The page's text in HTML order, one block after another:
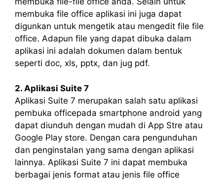
membuka file office aplikasi ini juga dapat
digunkan untuk mengetik atau mengedit file file
office. Adapun file yang dapat dibuka dalam
aplikasi ini adalah dokumen dalam bentuk
seperti doc, xls, pptx, dan jug pdf.
2. Aplikasi Suite 7
Aplikasi Suite 7 merupakan salah satu aplikasi
pembuka officepada smartphone android yang
dapat diunduh dengan mudah di App Stre atau
Google Play store. Dengan cara pengunduhan
dan penginstalan yang sama dengan aplikasi
lainnya. Aplikasi Suite 7 ini dapat membuka
berbagai jenis format atau jenis file office